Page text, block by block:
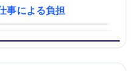
事による負担